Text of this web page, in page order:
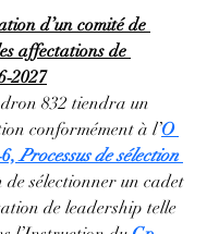
d’un comité de
affectations de
832 tiendra un
conformément à l’O
Processus de sélection
de sélectionner un cadet
de leadership telle